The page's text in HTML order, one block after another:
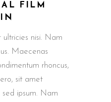
FILM
nisi. Nam
Maecenas
rhoncus,
sit amet
sed ipsum. Nam